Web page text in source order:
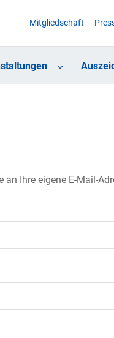
Mitgliedschaft
Ihre eigene E-Mail-